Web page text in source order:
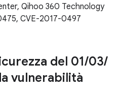
Qihoo 360 Technology
CVE-2017-0497
del 01/03/
vulnerabilità